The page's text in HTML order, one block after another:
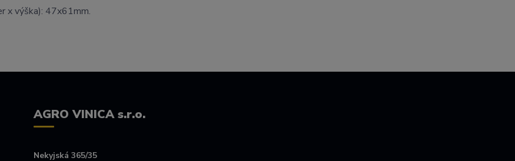
x výška): 47x61mm.
AGRO VINICA s.r.o.
Nekyjská 365/35